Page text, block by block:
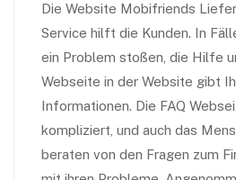
Die Website Mobifriends
Service hilft die Kunden. In
ein Problem stoßen, die Hilfe
Webseite in der Website gibt
Informationen. Die FAQ
kompliziert, und auch das
beraten von den Fragen zum